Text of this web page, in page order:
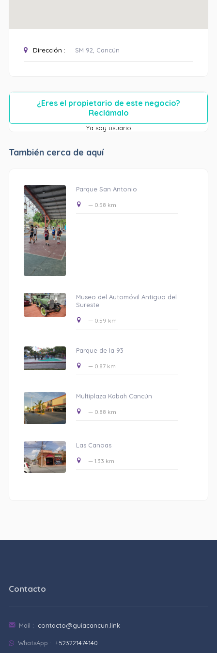
Dirección : SM 92, Cancún
¿Eres el propietario de este negocio?
Reclámalo
Ya soy usuario
También cerca de aquí
Parque San Antonio
— 0.58 km
Museo del Automóvil Antiguo del
Sureste
— 0.59 km
Parque de la 93
— 0.87 km
Multiplaza Kabah Cancún
— 0.88 km
Las Canoas
— 1.33 km
Contacto
Mail : contacto@guiacancun.link
WhatsApp : +523221474140